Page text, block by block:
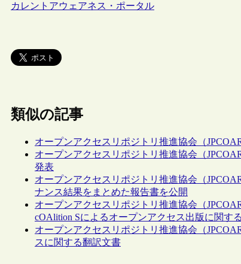
カレントアウェアネス・ポータル
類似の記事
オープンアクセスリポジトリ推進協会（
オープンアクセスリポジトリ推進協会（
発表
オープンアクセスリポジトリ推進協会（
ナンス結果をまとめた報告書を公開
オープンアクセスリポジトリ推進協会（
cOAlition Sによるオープンアクセス出版に関す
オープンアクセスリポジトリ推進協会（
スに関する翻訳文書